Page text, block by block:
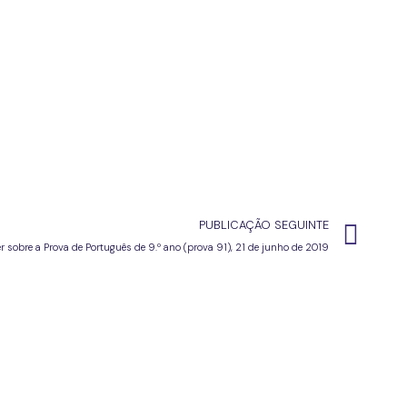
PUBLICAÇÃO SEGUINTE
sobre a Prova de Português de 9.º ano (prova 91), 21 de junho de 2019